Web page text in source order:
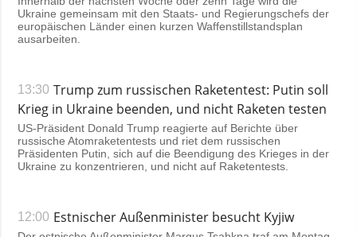
Ukraine gemeinsam mit den Staats- und Regierungschefs der
europäischen Länder einen kurzen Waffenstillstandsplan
ausarbeiten.
13:30 Trump zum russischen Raketentest: Putin soll
Krieg in Ukraine beenden, und nicht Raketen testen
US-Präsident Donald Trump reagierte auf Berichte über
russische Atomraketentests und riet dem russischen
Präsidenten Putin, sich auf die Beendigung des Krieges in der
Ukraine zu konzentrieren, und nicht auf Raketentests.
12:00 Estnischer Außenminister besucht Kyjiw